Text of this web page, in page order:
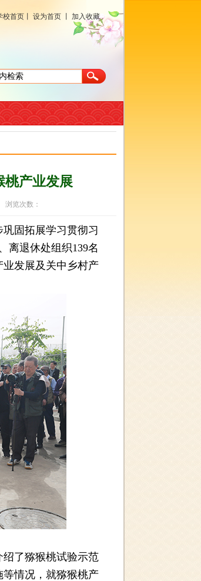
校首页 设为首页 加入收藏
桃产业发展
览次数：
固拓展学习贯彻习
离退休处组织139名
发展及关中乡村产
了猕猴桃试验示范
情况，就猕猴桃产